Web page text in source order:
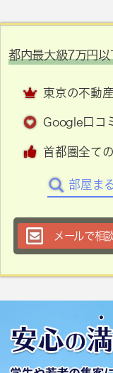
都内最大級7万円
東京の不動
Google口コ
首都圏全て
部屋ま
メールで相